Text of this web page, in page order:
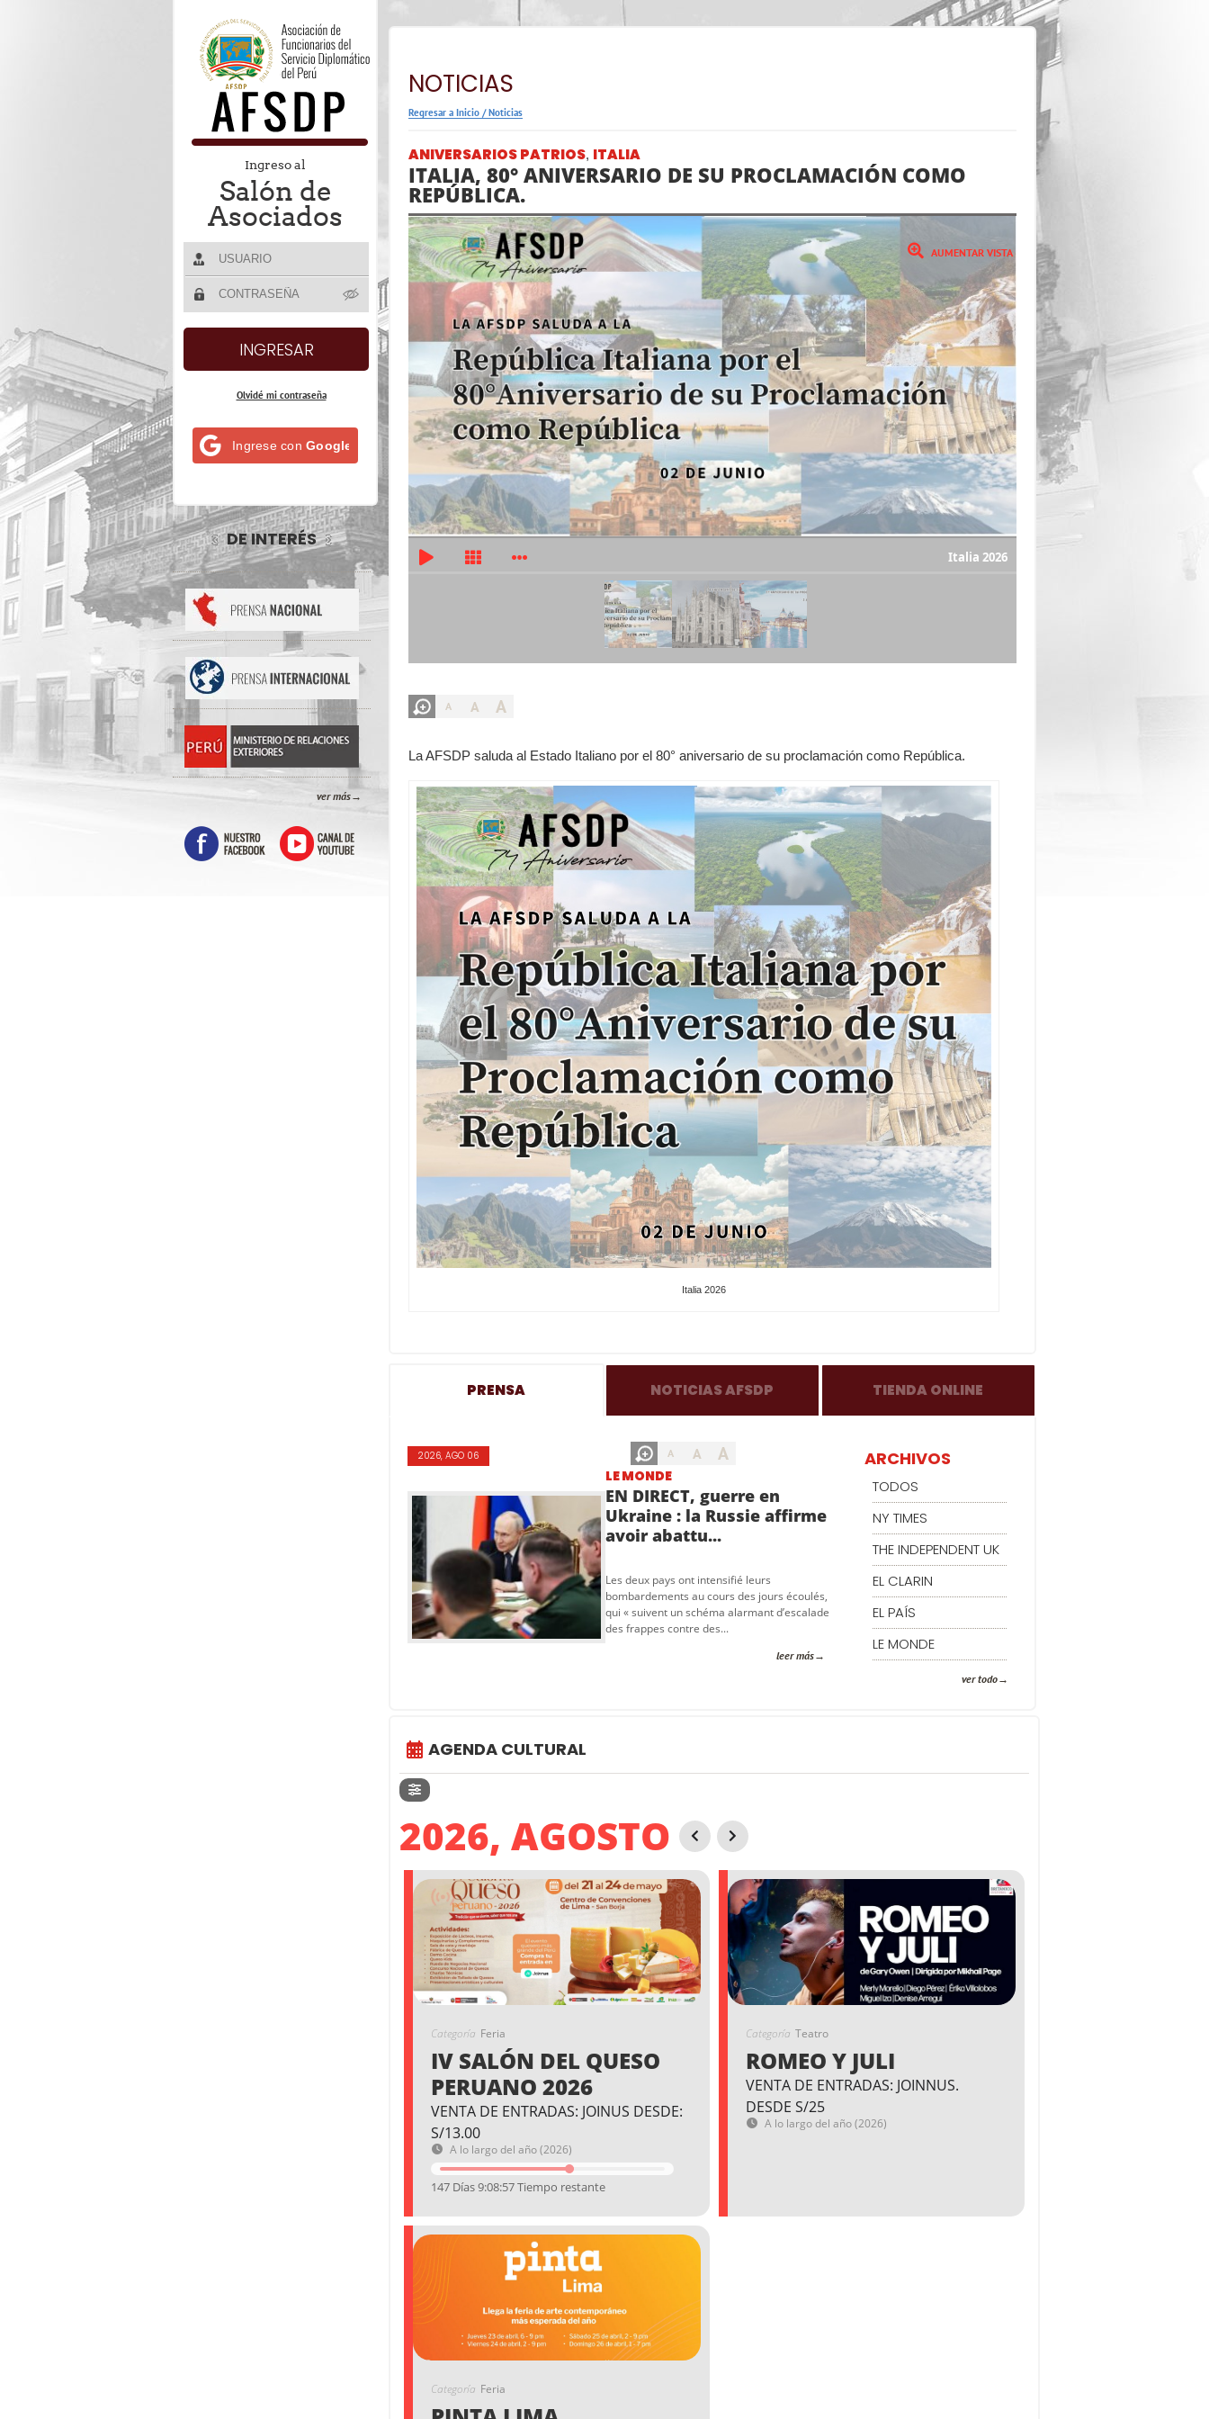
Ingreso al
Salón de
Asociados
Olvidé mi contraseña
Ingrese con Google
DE INTERÉS
ver más
NOTICIAS
Regresar a Inicio /Noticias
ANIVERSARIOS PATRIOS, ITALIA
ITALIA, 80° ANIVERSARIO DE SU PROCLAMACIÓN COMO
REPÚBLICA.
Italia 2026
A A A
La AFSDP saluda al Estado Italiano por el 80° aniversario de su proclamación como República.
Italia 2026
PRENSA NOTICIAS AFSDP TIENDA ONLINE
A A A
2026, AGO 06
LE MONDE
EN DIRECT, guerre en
Ukraine : la Russie affirme
avoir abattu...
Les deux pays ont intensifié leurs
bombardements au cours des jours écoulés,
qui « suivent un schéma alarmant d’escalade
des frappes contre des...
leer más
ARCHIVOS
TODOS
NY TIMES
THE INDEPENDENT UK
EL CLARIN
EL PAÍS
LE MONDE
ver todo
AGENDA CULTURAL
2026, AGOSTO
Categoría Feria
IV SALÓN DEL QUESO
PERUANO 2026
VENTA DE ENTRADAS: JOINUS DESDE:
S/13.00
A lo largo del año (2026)
147 Días 9:08:56 Tiempo restante
Categoría Teatro
ROMEO Y JULI
VENTA DE ENTRADAS: JOINNUS.
DESDE S/25
A lo largo del año (2026)
Categoría Feria